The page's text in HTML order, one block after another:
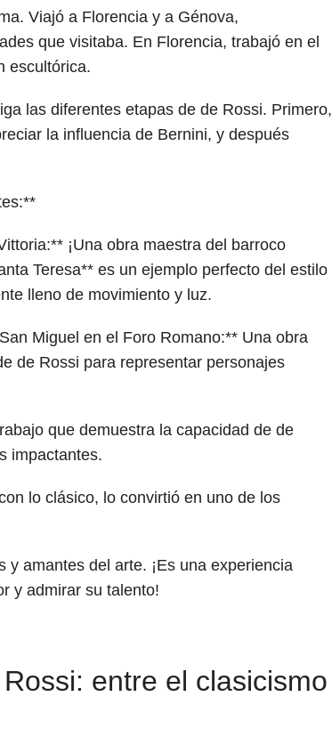
Viajó a Florencia y a Génova,
que visitaba. En Florencia, trabajó en el
escultórica.
las diferentes etapas de de Rossi. Primero,
la influencia de Bernini, y después
¡Una obra maestra del barroco
Teresa** es un ejemplo perfecto del estilo
lleno de movimiento y luz.
Miguel en el Foro Romano:** Una obra
de Rossi para representar personajes
que demuestra la capacidad de de
impactantes.
lo clásico, lo convirtió en uno de los
amantes del arte. ¡Es una experiencia
y admirar su talento!
entre el clasicismo